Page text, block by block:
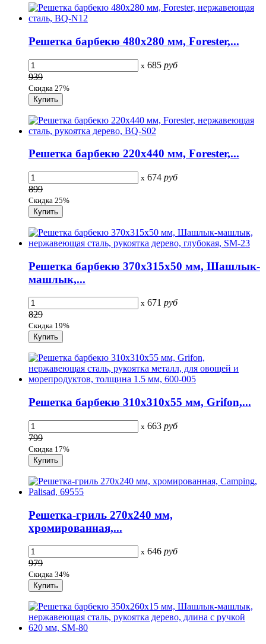
Решетка барбекю 480х280 мм, Forester,...
x 685 руб
939
Скидка 27%
Решетка барбекю 220х440 мм, Forester,...
x 674 руб
899
Скидка 25%
Решетка барбекю 370х315х50 мм, Шашлык-
машлык,...
x 671 руб
829
Скидка 19%
Решетка барбекю 310х310х55 мм, Grifon,...
x 663 руб
799
Скидка 17%
Решетка-гриль 270х240 мм,
хромированная,...
x 646 руб
979
Скидка 34%